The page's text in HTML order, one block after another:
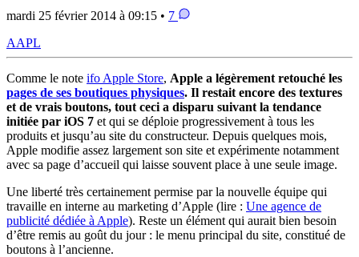
mardi 25 février 2014 à 09:15 • 7
AAPL
Comme le note ifo Apple Store, Apple a légèrement retouché les
pages de ses boutiques physiques. Il restait encore des textures
et de vrais boutons, tout ceci a disparu suivant la tendance
initiée par iOS 7 et qui se déploie progressivement à tous les
produits et jusqu’au site du constructeur. Depuis quelques mois,
Apple modifie assez largement son site et expérimente notamment
avec sa page d’accueil qui laisse souvent place à une seule image.
Une liberté très certainement permise par la nouvelle équipe qui
travaille en interne au marketing d’Apple (lire : Une agence de
publicité dédiée à Apple). Reste un élément qui aurait bien besoin
d’être remis au goût du jour : le menu principal du site, constitué de
boutons à l’ancienne.